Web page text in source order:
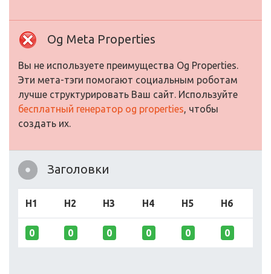
Og Meta Properties
Вы не используете преимущества Og Properties.
Эти мета-тэги помогают социальным роботам
лучше структурировать Ваш сайт. Используйте
бесплатный генератор og properties, чтобы
создать их.
Заголовки
H1 H2 H3 H4 H5 H6
0 0 0 0 0 0